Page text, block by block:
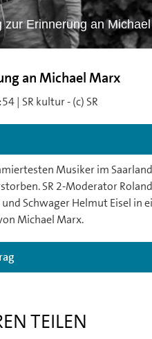
zur Erinnerung an
an Michael Marx
| SR kultur - (c) SR
Musiker im
SR 2-Moderator
Schwager Helmut Eisel in
Michael Marx.
TEILEN